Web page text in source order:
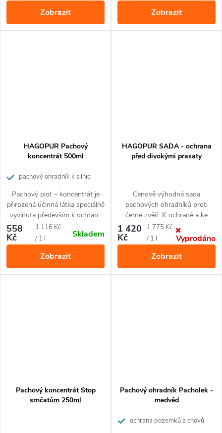
Zobrazit
minimálními náklady
Zobrazit
HAGOPUR Pachový
koncentrát 500ml
pachový ohradník k silnici
Pachový plot – koncentrát je
přirozená účinná látka speciálně
vyvinuta především k ochraně
zvířat před silničním provozem.
Díky citlivosti na účinnou látku
zůstávají zvířata ve svém
rodném a přirozeném
stanovišti.Obsah stačí pro
kompletní obnovu pachového
558
Kč
Měrná
cena:
1 116 Kč
/ 1 l
Skladem
Zobrazit
HAGOPUR SADA - ochrana
před divokými prasaty
Cenově výhodná sada
pachových ohradníků proti
černé zvěři. K ochraně a ke
snížení škod způsobených
divokými prasaty.
1 420
Kč
Měrná
cena:
1 775 Kč
/ 1 l
Vyprodáno
Zobrazit
Pachový koncentrát Stop
srnčatům 250ml
Pachový ohradník Pacholek -
medvěd
ochrana pozemků a chovů